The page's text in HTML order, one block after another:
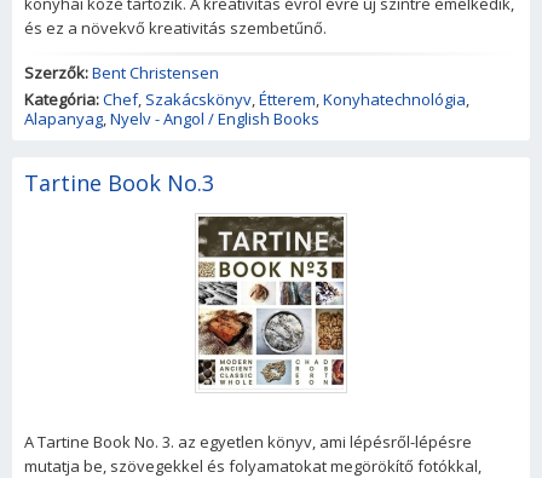
és ez a növekvő kreativitás szembetűnő.
Szerzők:Bent Christensen
Kategória:Chef, Szakácskönyv,Étterem,Konyhatechnológia,
Alapanyag,Nyelv - Angol / English Books
Tartine Book No.3
A Tartine Book No. 3. az egyetlen könyv, ami lépésről-lépésre
mutatja be, szövegekkel és folyamatokat megörökítő fotókkal,